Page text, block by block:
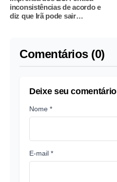
inconsistências de acordo e
diz que Irã pode sair
Comentários (0)
Deixe seu comentário
Nome *
E-mail *